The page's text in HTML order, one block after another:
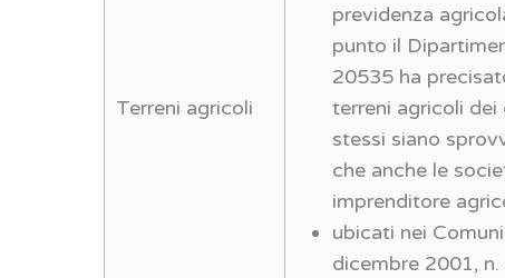
Terreni agricoli
previdenza
punto il
20535 ha
terreni agricoli
stessi siano
che anche le
imprenditore
ubicati nei
dicembre 2001,